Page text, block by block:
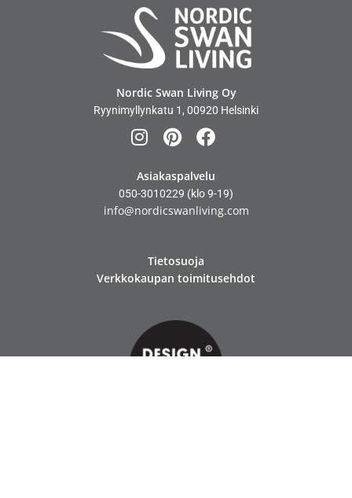
Nordic Swan Living Oy
Ryynimyllynkatu 1, 00920 Helsinki
Asiakaspalvelu
050-3010229 (klo 9-19)
info@nordicswanliving.com
Tietosuoja
Verkkokaupan toimitusehdot